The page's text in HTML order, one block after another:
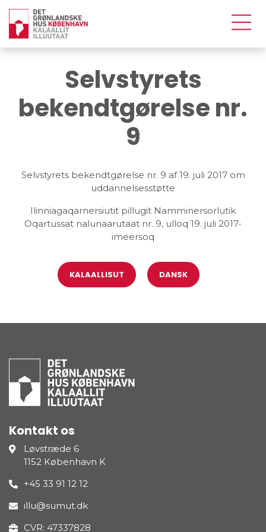
Selvstyrets
bekendtgørelse nr.
9
Selvstyrets bekendtgørelse nr. 9 af 19. juli 2017 om
uddannelsesstøtte
Ilinniagaqarnersiutit pillugit Namminersorlutik
Oqartussat nalunaarutaat nr. 9, ulloq 19. juli 2017-
imeersoq
KALAALLISUT DANSK
Kontakt os
Løvstræde 6
1152 København K
+45 33 91 12 12
illu@sumut.dk
CVR: 47337828